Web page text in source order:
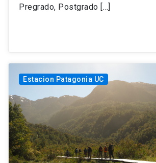
Pregrado, Postgrado […]
Estacion Patagonia UC